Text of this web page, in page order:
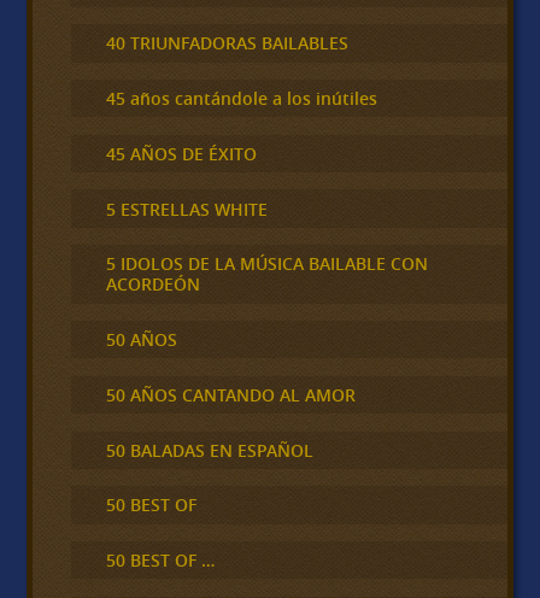
40 TRIUNFADORAS BAILABLES
45 años cantándole a los inútiles
45 AÑOS DE ÉXITO
5 ESTRELLAS WHITE
5 IDOLOS DE LA MÚSICA BAILABLE CON
ACORDEÓN
50 AÑOS
50 AÑOS CANTANDO AL AMOR
50 BALADAS EN ESPAÑOL
50 BEST OF
50 BEST OF …